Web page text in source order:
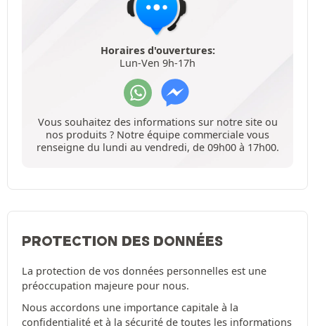
Horaires d'ouvertures:
Lun-Ven 9h-17h
Vous souhaitez des informations sur notre site ou
nos produits ? Notre équipe commerciale vous
renseigne du lundi au vendredi, de 09h00 à 17h00.
PROTECTION DES DONNÉES
La protection de vos données personnelles est une
préoccupation majeure pour nous.
Nous accordons une importance capitale à la
confidentialité et à la sécurité de toutes les informations